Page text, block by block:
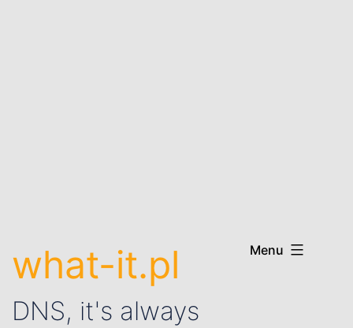
what-it.pl
DNS, it's always
Menu